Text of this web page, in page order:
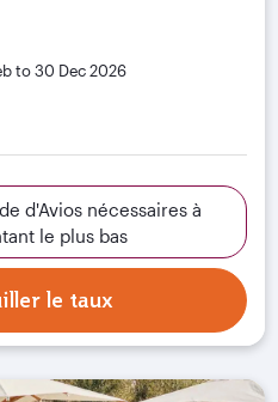
to 30 Dec 2026
d'Avios nécessaires à
le plus bas
le taux